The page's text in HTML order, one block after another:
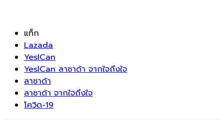
แท็ก
Lazada
YesICan
YesICan ลาซาด้า จากใจถึงใจ
ลาซาด้า
ลาซาด้า จากใจถึงใจ
โควิด-19